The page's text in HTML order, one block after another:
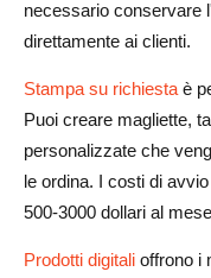
necessario conservare
direttamente ai clienti.
Stampa su richiesta è
Puoi creare magliette,
personalizzate che
le ordina. I costi di
500-3000 dollari al
Prodotti digitali offrono i